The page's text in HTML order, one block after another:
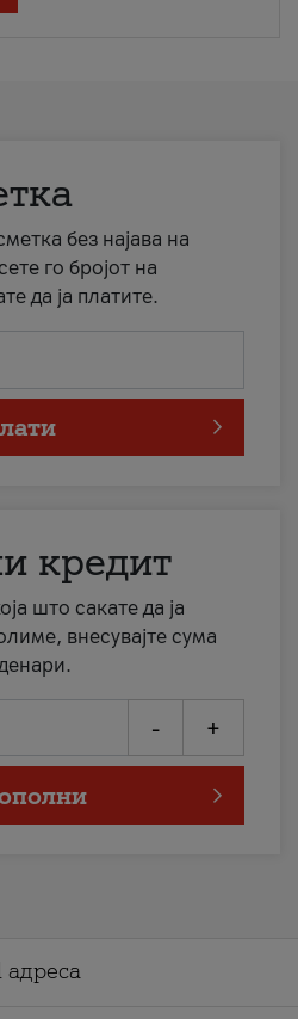
без најава на
го бројот на
да ја платите.
кредит
што сакате да ја
внесувајте сума
- +